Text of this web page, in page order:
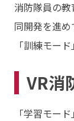
消防隊員の
同開発を進
「訓練モー
VR消
「学習モー